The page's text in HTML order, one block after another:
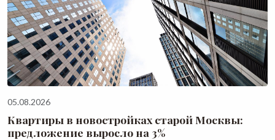
05.08.2026
Квартиры в новостройках старой Москвы:
предложение выросло на 3%